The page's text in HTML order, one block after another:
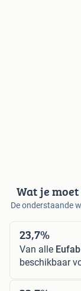
Wat je
De onderstaande
23,7%
Van alle
beschikbaar